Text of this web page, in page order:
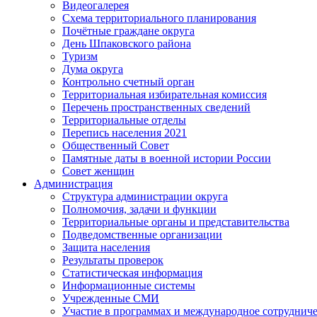
Видеогалерея
Схема территориального планирования
Почётные граждане округа
День Шпаковского района
Туризм
Дума округа
Контрольно счетный орган
Территориальная избирательная комиссия
Перечень пространственных сведений
Территориальные отделы
Перепись населения 2021
Общественный Совет
Памятные даты в военной истории России
Совет женщин
Администрация
Структура администрации округа
Полномочия, задачи и функции
Территориальные органы и представительства
Подведомственные организации
Защита населения
Результаты проверок
Статистическая информация
Информационные системы
Учрежденные СМИ
Участие в программах и международное